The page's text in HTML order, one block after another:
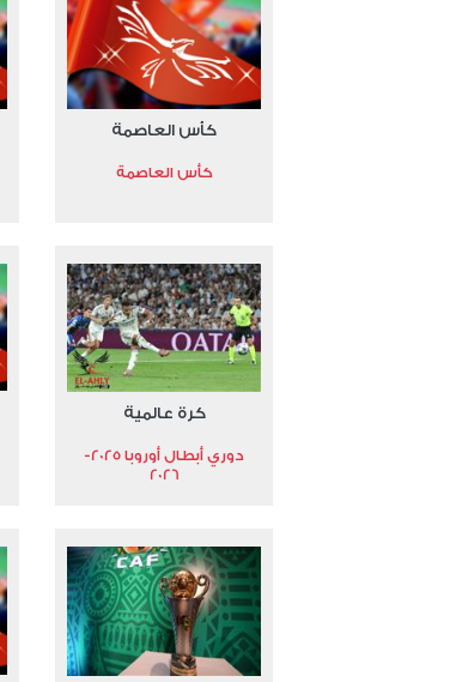
كأس العاصمة
كأس العاصمة
كرة عالمية
دوري أبطال أوروبا 2025-
2026